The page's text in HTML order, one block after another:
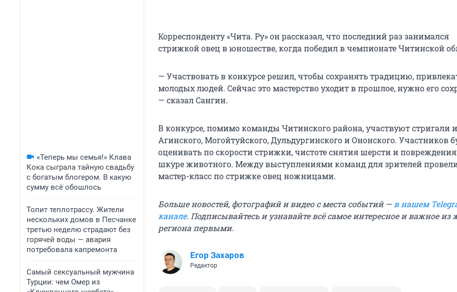
«Теперь мы семья!» Клава
Кока сыграла тайную свадьбу
с богатым блогером. В какую
сумму всё обошлось
Топит теплотрассу. Жители
нескольких домов в Песчанке
третью неделю страдают без
горячей воды — авария
потребовала капремонта
Самый сексуальный мужчина
Турции: чем Омер из
Корреспонденту «Чита. Ру» он рассказал, что последний раз занимался
стрижкой овец в юношестве, когда победил в чемпионате Читинской
— Участвовать в конкурсе решил, чтобы сохранять традицию,
молодых людей. Сейчас это мастерство уходит в прошлое, нужно его
— сказал Сангин.
В конкурсе, помимо команды Читинского района, участвуют стригали
Агинского, Могойтуйского, Дульдургинского и Ононского. Участников
оценивать по скорости стрижки, чистоте снятия шерсти и
шкуре животного. Между выступлениями команд для зрителей
мастер-класс по стрижке овец ножницами.
Больше новостей, фотографий и видео с места событий — в нашем
канале. Подписывайтесь и узнавайте всё самое интересное и важное из
региона первыми.
Егор Захаров
Редактор